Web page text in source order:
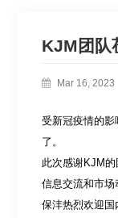
KJM团队
Mar 16, 2023
受新冠疫情的
了。
此次感谢KJM
信息交流和市场
保沣热烈欢迎